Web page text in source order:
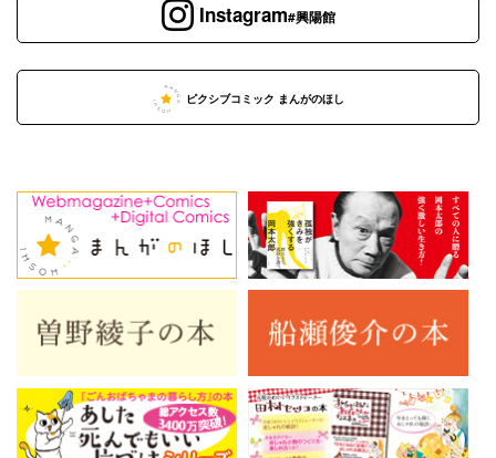
Instagram#興陽館
ピクシブコミック まんがのほし